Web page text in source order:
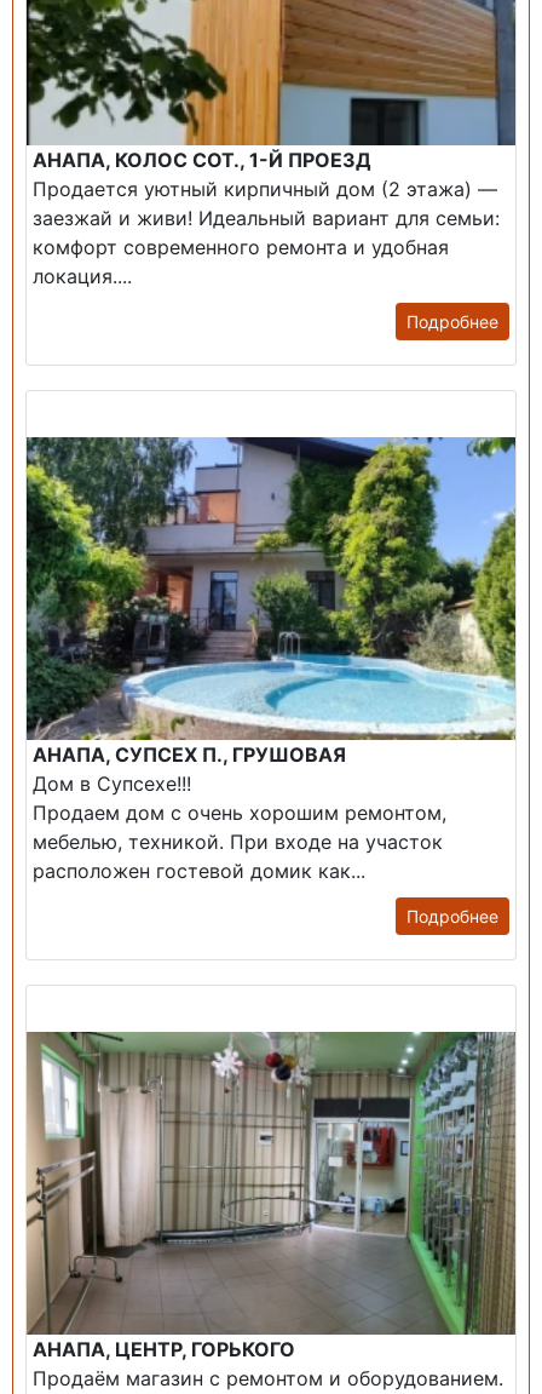
АНАПА, КОЛОС СОТ., 1-Й ПРОЕЗД
Продается уютный кирпичный дом (2 этажа) —
заезжай и живи! ​Идеальный вариант для семьи:
комфорт современного ремонта и удобная
локация....
Подробнее
АНАПА, СУПСЕХ П., ГРУШОВАЯ
Дом в Супсехе!!!
Продаем дом с очень хорошим ремонтом,
мебелью, техникой. При входе на участок
расположен гостевой домик как...
Подробнее
АНАПА, ЦЕНТР, ГОРЬКОГО
Продаём магазин с ремонтом и оборудованием.